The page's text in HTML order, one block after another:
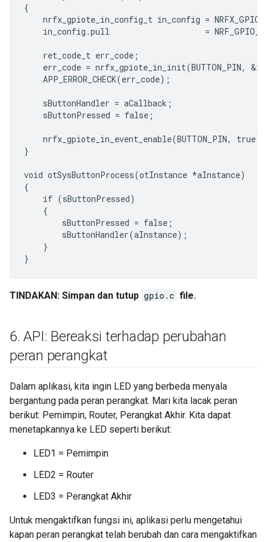
{
nrfx_gpiote_in_config_t in_config =
in_config.pull                    =
    ret_code_t err_code;
err_code = nrfx_gpiote_in_init(BUTTON_PIN,
    APP_ERROR_CHECK(err_code);
    sButtonHandler = aCallback;
    sButtonPressed = false;
    nrfx_gpiote_in_event_enable(BUTTON_PIN, true);
}
void otSysButtonProcess(otInstance *aInstance)
{
    if (sButtonPressed)
    {
        sButtonPressed = false;
        sButtonHandler(aInstance);
    }
TINDAKAN: Simpan dan tutup gpio.c file.
6. API: Bereaksi terhadap perubahan
peran perangkat
Dalam aplikasi, kita ingin LED yang berbeda menyala
bergantung pada peran perangkat. Mari kita lacak peran
berikut: Pemimpin, Router, Perangkat Akhir. Kita dapat
menetapkannya ke LED seperti berikut:
LED1 = Pemimpin
LED2 = Router
LED3 = Perangkat Akhir
Untuk mengaktifkan fungsi ini, aplikasi perlu mengetahui
kapan peran perangkat telah berubah dan cara mengaktifkan